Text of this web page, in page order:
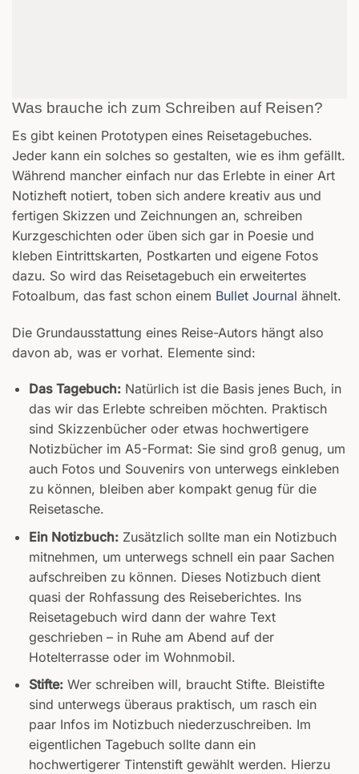
Was brauche ich zum Schreiben auf Reisen?
Es gibt keinen Prototypen eines Reisetagebuches.
Jeder kann ein solches so gestalten, wie es ihm gefällt.
Während mancher einfach nur das Erlebte in einer Art
Notizheft notiert, toben sich andere kreativ aus und
fertigen Skizzen und Zeichnungen an, schreiben
Kurzgeschichten oder üben sich gar in Poesie und
kleben Eintrittskarten, Postkarten und eigene Fotos
dazu. So wird das Reisetagebuch ein erweitertes
Fotoalbum, das fast schon einem Bullet Journal ähnelt.
Die Grundausstattung eines Reise-Autors hängt also
davon ab, was er vorhat. Elemente sind:
Das Tagebuch:Natürlich ist die Basis jenes Buch, in
das wir das Erlebte schreiben möchten. Praktisch
sind Skizzenbücher oder etwas hochwertigere
Notizbücher im A5-Format: Sie sind groß genug, um
auch Fotos und Souvenirs von unterwegs einkleben
zu können, bleiben aber kompakt genug für die
Reisetasche.
Ein Notizbuch:Zusätzlich sollte man ein Notizbuch
mitnehmen, um unterwegs schnell ein paar Sachen
aufschreiben zu können. Dieses Notizbuch dient
quasi der Rohfassung des Reiseberichtes. Ins
Reisetagebuch wird dann der wahre Text
geschrieben – in Ruhe am Abend auf der
Hotelterrasse oder im Wohnmobil.
Stifte:Wer schreiben will, braucht Stifte. Bleistifte
sind unterwegs überaus praktisch, um rasch ein
paar Infos im Notizbuch niederzuschreiben. Im
eigentlichen Tagebuch sollte dann ein
hochwertigerer Tintenstift gewählt werden. Hierzu